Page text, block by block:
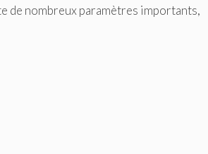
de nombreux paramètres importants,